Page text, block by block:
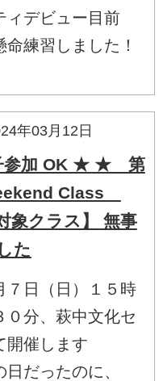
デビュー目前
命練習しました！
年03月12日
加 OK ★ ★ 第
Class
象クラス】 無事
た
７日（日）１５時
０分、萩中文化セ
開催します
だったのに、